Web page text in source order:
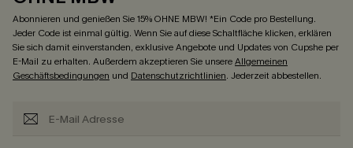
Abonnieren und genießen Sie 15% OHNE MBW! *Ein Code pro Bestellung.
Jeder Code ist einmal gültig. Wenn Sie auf diese Schaltfläche klicken, erklären
Sie sich damit einverstanden, exklusive Angebote und Updates von Cupshe per
E-Mail zu erhalten. Außerdem akzeptieren Sie unsereAllgemeinen
Geschäftsbedingungen und Datenschutzrichtlinien. Jederzeit abbestellen.